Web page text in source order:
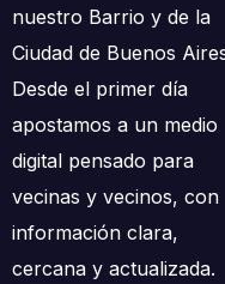
nuestro Barrio y de la
Ciudad de Buenos
Desde el primer día
apostamos a un medio
digital pensado para
vecinas y vecinos, con
información clara,
cercana y actualizada.